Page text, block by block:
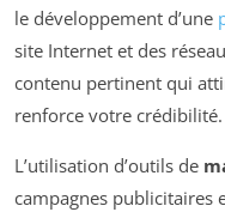
le développement d’une
site Internet et des
contenu pertinent qui
renforce votre crédibilité.
L’utilisation d’outils de
campagnes publicitaires